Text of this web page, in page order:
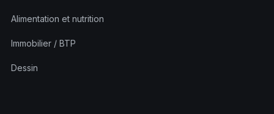
Alimentation et nutrition
Immobilier / BTP
Dessin